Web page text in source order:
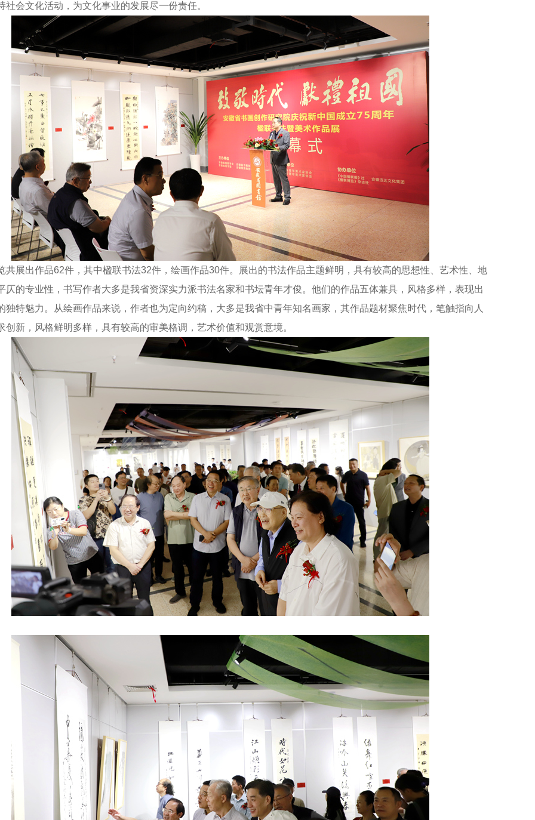
社会文化活动，为文化事业的发展尽一份责任。
展出作品62件，其中楹联书法32件，绘画作品30件。展出的书法作品主题鲜明，具有较高的思想性、艺术性、地
仄的专业性，书写作者大多是我省资深实力派书法名家和书坛青年才俊。他们的作品五体兼具，风格多样，表现出
独特魅力。从绘画作品来说，作者也为定向约稿，大多是我省中青年知名画家，其作品题材聚焦时代，笔触指向人
创新，风格鲜明多样，具有较高的审美格调，艺术价值和观赏意境。